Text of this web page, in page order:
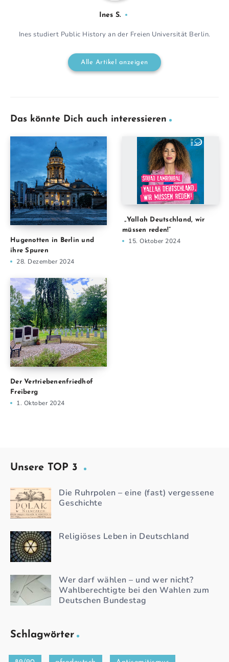
Ines S.
Ines studiert Public History an der Freien Universität Berlin.
Alle Artikel anzeigen
Das könnte Dich auch interessieren
Hugenotten in Berlin und
ihre Spuren
28. Dezember 2024
„Yallah Deutschland, wir
müssen reden!“
15. Oktober 2024
Der Vertriebenenfriedhof
Freiberg
1. Oktober 2024
Unsere TOP 3
Die Ruhrpolen – eine (fast) vergessene
Geschichte
Religiöses Leben in Deutschland
Wer darf wählen – und wer nicht?
Wahlberechtigte bei den Wahlen zum
Deutschen Bundestag
Schlagwörter